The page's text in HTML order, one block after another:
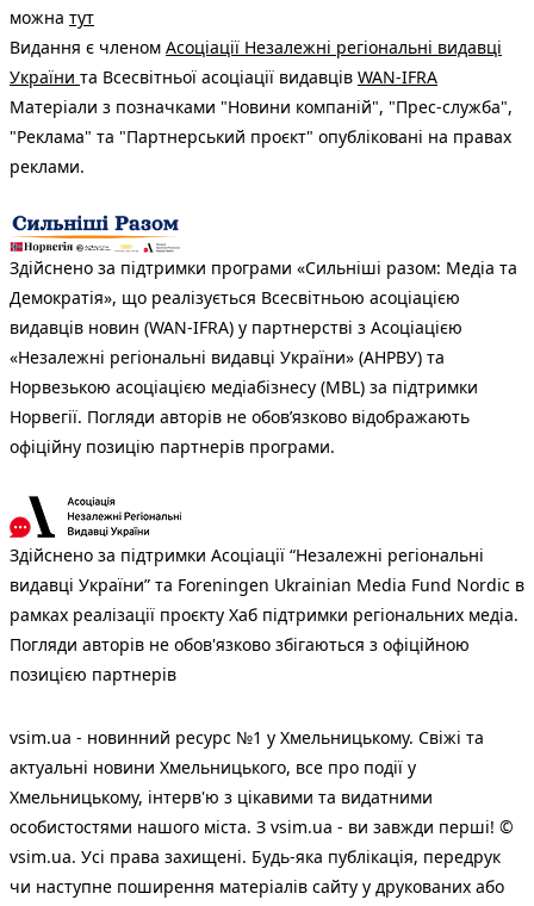
можна тут
Видання є членом Асоціації Незалежні регіональні видавці
України та Всесвітньої асоціації видавців WAN-IFRA
Матеріали з позначками "Новини компаній", "Прес-служба",
"Реклама" та "Партнерський проєкт" опубліковані на правах
реклами.
Здійснено за підтримки програми «Сильніші разом: Медіа та
Демократія», що реалізується Всесвітньою асоціацією
видавців новин (WAN-IFRA) у партнерстві з Асоціацією
«Незалежні регіональні видавці України» (АНРВУ) та
Норвезькою асоціацією медіабізнесу (MBL) за підтримки
Норвегії. Погляди авторів не обов’язково відображають
офіційну позицію партнерів програми.
Здійснено за підтримки Асоціації “Незалежні регіональні
видавці України” та Foreningen Ukrainian Media Fund Nordic в
рамках реалізації проєкту Хаб підтримки регіональних медіа.
Погляди авторів не обов'язково збігаються з офіційною
позицією партнерів
vsim.ua - новинний ресурс №1 у Хмельницькому. Свіжі та
актуальні новини Хмельницького, все про події у
Хмельницькому, інтерв'ю з цікавими та видатними
особистостями нашого міста. З vsim.ua - ви завжди перші! ©
vsim.ua. Усі права захищені. Будь-яка публiкацiя, передрук
чи наступне поширення матеріалів сайту у друкованих або